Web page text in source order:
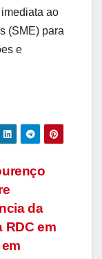
ao
(SME) para
e
da
RDC em